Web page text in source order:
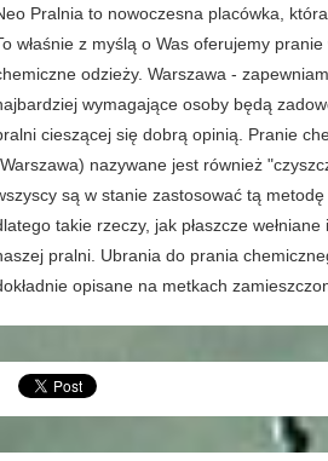
Pralnia to nowoczesna placówka,
właśnie z myślą o Was oferujemy
odzieży. Warszawa -
wymagające osoby będą
cieszącej się dobrą opinią. Pranie
nazywane jest również
są w stanie zastosować tą metodę
takie rzeczy, jak płaszcze
pralni. Ubrania do prania
opisane na metkach